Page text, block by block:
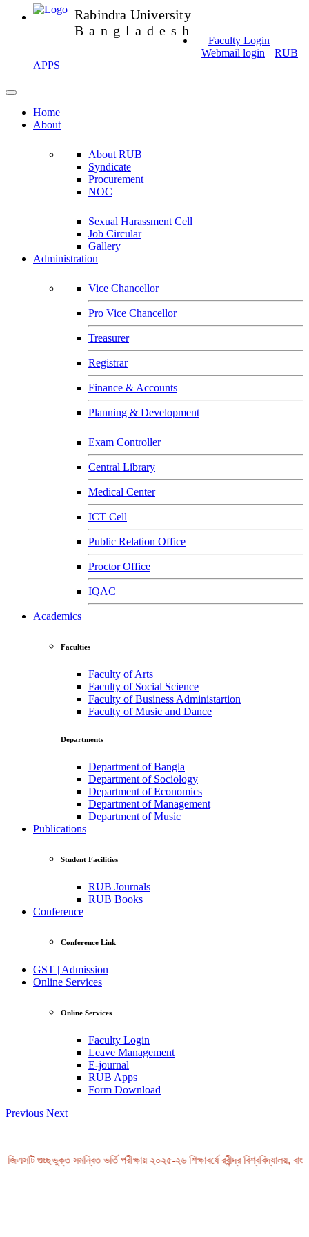
Rabindra University
Bangladesh
Faculty Login
Webmail login
RUB
APPS
Home
About
About RUB
Syndicate
Procurement
NOC
Sexual Harassment Cell
Job Circular
Gallery
Administration
Vice Chancellor
Pro Vice Chancellor
Treasurer
Registrar
Finance & Accounts
Planning & Development
Exam Controller
Central Library
Medical Center
ICT Cell
Public Relation Office
Proctor Office
IQAC
Academics
Faculties
Faculty of Arts
Faculty of Social Science
Faculty of Business Administartion
Faculty of Music and Dance
Departments
Department of Bangla
Department of Sociology
Department of Economics
Department of Management
Department of Music
Publications
Student Facilities
RUB Journals
RUB Books
Conference
Conference Link
GST | Admission
Online Services
Online Services
Faculty Login
Leave Management
E-journal
RUB Apps
Form Download
Previous Next
গুচ্ছভুক্ত সমন্বিত ভর্তি পরীক্ষায় ২০২৫-২৬ শিক্ষাবর্ষে রবীন্দ্র বিশ্ববিদ্যালয়,